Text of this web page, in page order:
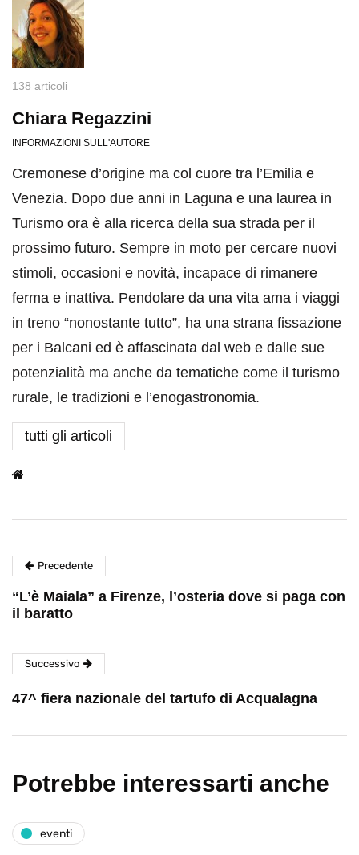
138 articoli
Chiara Regazzini
INFORMAZIONI SULL'AUTORE
Cremonese d’origine ma col cuore tra l’Emilia e
Venezia. Dopo due anni in Laguna e una laurea in
Turismo ora è alla ricerca della sua strada per il
prossimo futuro. Sempre in moto per cercare nuovi
stimoli, occasioni e novità, incapace di rimanere
ferma e inattiva. Pendolare da una vita ama i viaggi
in treno “nonostante tutto”, ha una strana fissazione
per i Balcani ed è affascinata dal web e dalle sue
potenzialità ma anche da tematiche come il turismo
rurale, le tradizioni e l’enogastronomia.
tutti gli articoli
Precedente
“L’è Maiala” a Firenze, l’osteria dove si paga con
il baratto
Successivo
47^ fiera nazionale del tartufo di Acqualagna
Potrebbe interessarti anche
eventi